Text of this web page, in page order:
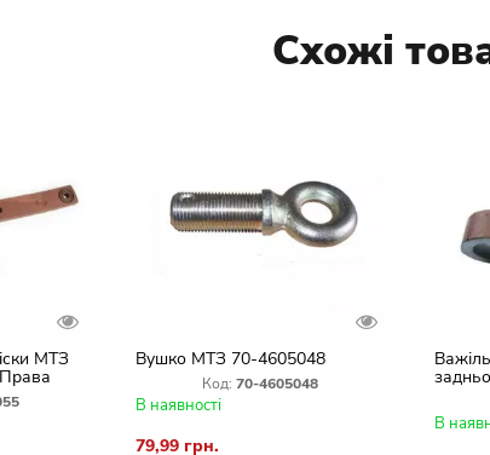
Схожі
МТЗ Вушко МТЗ 70-4605048
Код: 70-4605048
В наявності
79,99 грн.
В